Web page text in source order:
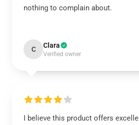
nothing to complain about.
C Clara
Verified owner
I believe this product offers